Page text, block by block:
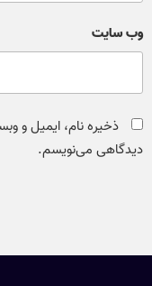
وب‌ سایت
ذخیره نام، ایمیل و
دیدگاهی می‌نویسم.